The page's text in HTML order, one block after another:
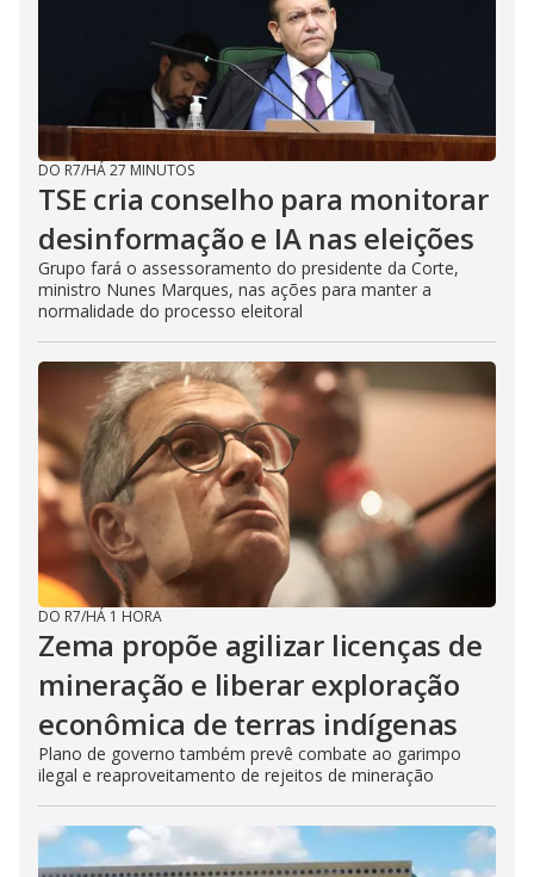
DO R7/HÁ 27 MINUTOS
TSE cria conselho para monitorar
desinformação e IA nas eleições
Grupo fará o assessoramento do presidente da Corte,
ministro Nunes Marques, nas ações para manter a
normalidade do processo eleitoral
DO R7/HÁ 1 HORA
Zema propõe agilizar licenças de
mineração e liberar exploração
econômica de terras indígenas
Plano de governo também prevê combate ao garimpo
ilegal e reaproveitamento de rejeitos de mineração